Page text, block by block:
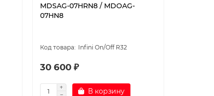
MDSAG-07HRN8 / MDOAG-
07HN8
Infini On/Off R32
30 600 ₽
В корзину